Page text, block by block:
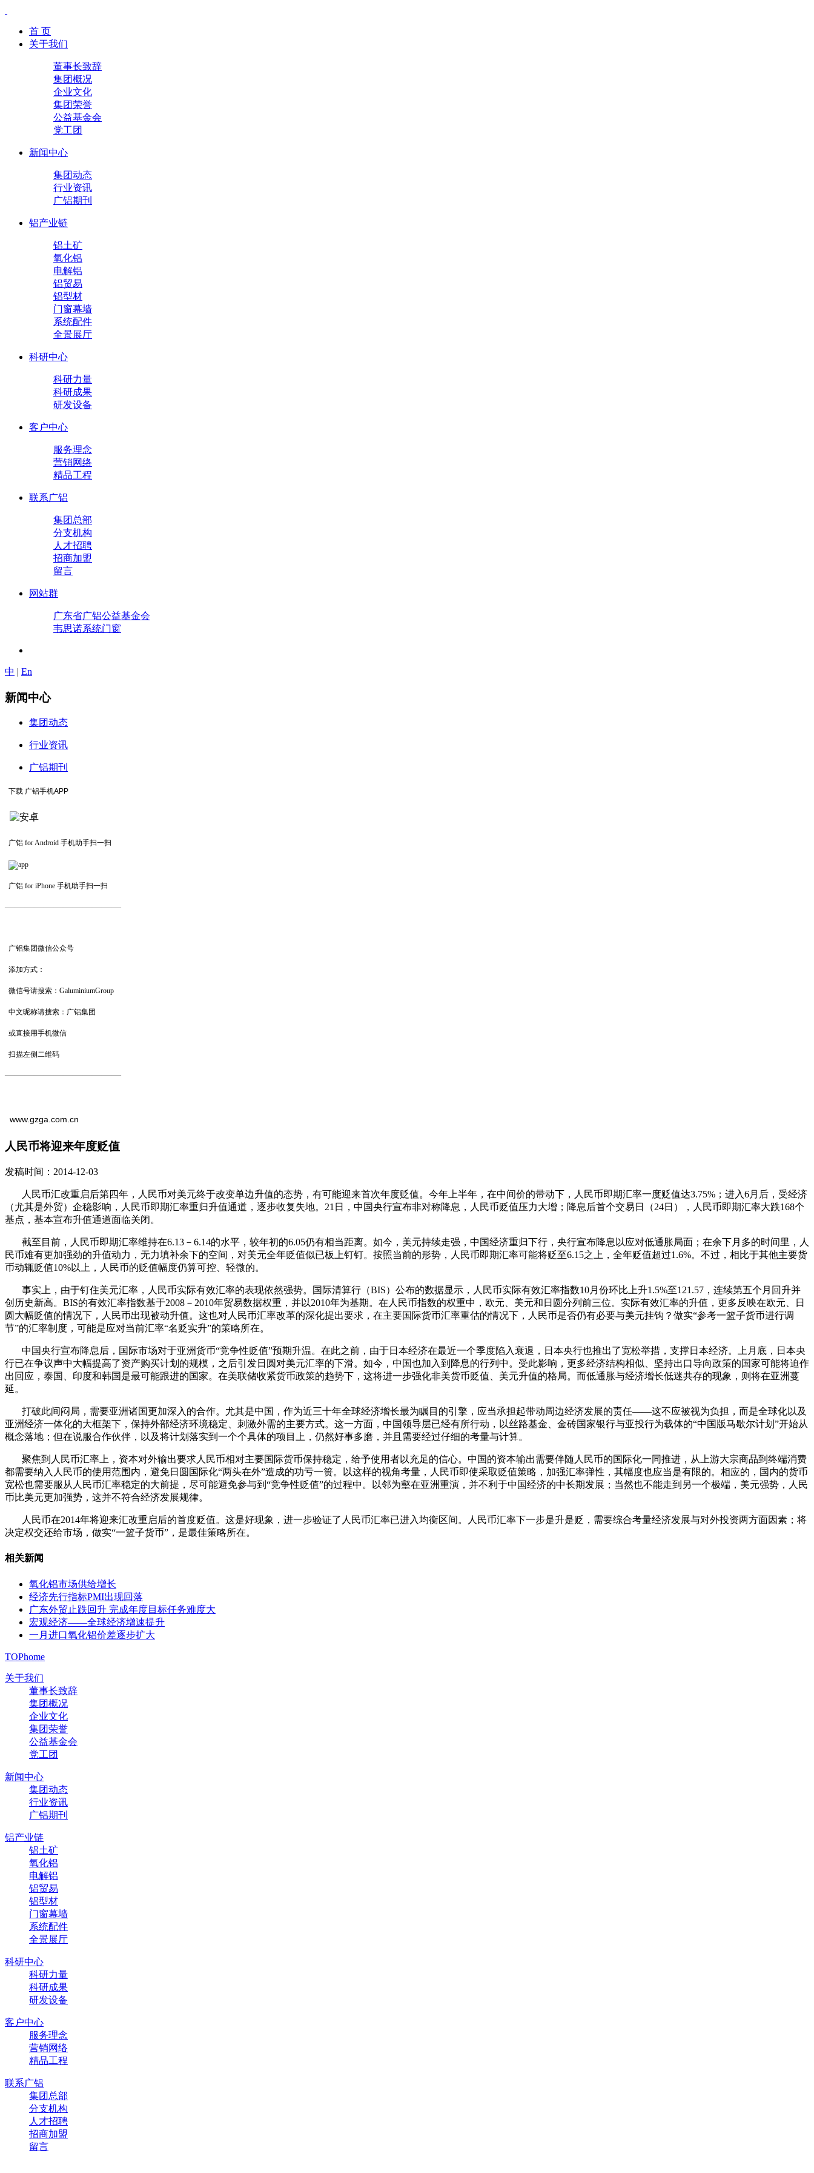
首 页
关于我们
董事长致辞
集团概况
企业文化
集团荣誉
公益基金会
党工团
新闻中心
集团动态
行业资讯
广铝期刊
铝产业链
铝土矿
氧化铝
电解铝
铝贸易
铝型材
门窗幕墙
系统配件
全景展厅
科研中心
科研力量
科研成果
研发设备
客户中心
服务理念
营销网络
精品工程
联系广铝
集团总部
分支机构
人才招聘
招商加盟
留言
网站群
广东省广铝公益基金会
韦思诺系统门窗
中 | En
新闻中心
集团动态
行业资讯
广铝期刊
下载 广铝手机APP
广铝 for Android 手机助手扫一扫
广铝 for iPhone 手机助手扫一扫
————————————
广铝集团微信公众号
添加方式：
微信号请搜索：GaluminiumGroup
中文昵称请搜索：广铝集团
或直接用手机微信
扫描左侧二维码
————————————
www.gzga.com.cn
人民币将迎来年度贬值
发稿时间：2014-12-03
人民币汇改重启后第四年，人民币对美元终于改变单边升值的态势，有可能迎来首次年度贬值。今年上半年，在中间价的带动下，人民币即期汇率一度贬值达3.75%；进入6月后，受经济
（尤其是外贸）企稳影响，人民币即期汇率重归升值通道，逐步收复失地。21日，中国央行宣布非对称降息，人民币贬值压力大增；降息后首个交易日（24日），人民币即期汇率大跌168个
基点，基本宣布升值通道面临关闭。
截至目前，人民币即期汇率维持在6.13－6.14的水平，较年初的6.05仍有相当距离。如今，美元持续走强，中国经济重归下行，央行宣布降息以应对低通胀局面；在余下月多的时间里，人
民币难有更加强劲的升值动力，无力填补余下的空间，对美元全年贬值似已板上钉钉。按照当前的形势，人民币即期汇率可能将贬至6.15之上，全年贬值超过1.6%。不过，相比于其他主要货
币动辄贬值10%以上，人民币的贬值幅度仍算可控、轻微的。
事实上，由于钉住美元汇率，人民币实际有效汇率的表现依然强势。国际清算行（BIS）公布的数据显示，人民币实际有效汇率指数10月份环比上升1.5%至121.57，连续第五个月回升并
创历史新高。BIS的有效汇率指数基于2008－2010年贸易数据权重，并以2010年为基期。在人民币指数的权重中，欧元、美元和日圆分列前三位。实际有效汇率的升值，更多反映在欧元、日
圆大幅贬值的情况下，人民币出现被动升值。这也对人民币汇率改革的深化提出要求，在主要国际货币汇率重估的情况下，人民币是否仍有必要与美元挂钩？做实“参考一篮子货币进行调
节”的汇率制度，可能是应对当前汇率“名贬实升”的策略所在。
中国央行宣布降息后，国际市场对于亚洲货币“竞争性贬值”预期升温。在此之前，由于日本经济在最近一个季度陷入衰退，日本央行也推出了宽松举措，支撑日本经济。上月底，日本央
行已在争议声中大幅提高了资产购买计划的规模，之后引发日圆对美元汇率的下滑。如今，中国也加入到降息的行列中。受此影响，更多经济结构相似、坚持出口导向政策的国家可能将迫作
出回应，泰国、印度和韩国是最可能跟进的国家。在美联储收紧货币政策的趋势下，这将进一步强化非美货币贬值、美元升值的格局。而低通胀与经济增长低迷共存的现象，则将在亚洲蔓
延。
打破此间闷局，需要亚洲诸国更加深入的合作。尤其是中国，作为近三十年全球经济增长最为瞩目的引擎，应当承担起带动周边经济发展的责任——这不应被视为负担，而是全球化以及
亚洲经济一体化的大框架下，保持外部经济环境稳定、刺激外需的主要方式。这一方面，中国领导层已经有所行动，以丝路基金、金砖国家银行与亚投行为载体的“中国版马歇尔计划”开始从
概念落地；但在说服合作伙伴，以及将计划落实到一个个具体的项目上，仍然好事多磨，并且需要经过仔细的考量与计算。
聚焦到人民币汇率上，资本对外输出要求人民币相对主要国际货币保持稳定，给予使用者以充足的信心。中国的资本输出需要伴随人民币的国际化一同推进，从上游大宗商品到终端消费
都需要纳入人民币的使用范围内，避免日圆国际化“两头在外”造成的功亏一篑。以这样的视角考量，人民币即使采取贬值策略，加强汇率弹性，其幅度也应当是有限的。相应的，国内的货币
宽松也需要服从人民币汇率稳定的大前提，尽可能避免参与到“竞争性贬值”的过程中。以邻为壑在亚洲重演，并不利于中国经济的中长期发展；当然也不能走到另一个极端，美元强势，人民
币比美元更加强势，这并不符合经济发展规律。
人民币在2014年将迎来汇改重启后的首度贬值。这是好现象，进一步验证了人民币汇率已进入均衡区间。人民币汇率下一步是升是贬，需要综合考量经济发展与对外投资两方面因素；将
决定权交还给市场，做实“一篮子货币”，是最佳策略所在。
相关新闻
氧化铝市场供给增长
经济先行指标PMI出现回落
广东外贸止跌回升 完成年度目标任务难度大
宏观经济——全球经济增速提升
一月进口氧化铝价差逐步扩大
TOPhome
关于我们
董事长致辞
集团概况
企业文化
集团荣誉
公益基金会
党工团
新闻中心
集团动态
行业资讯
广铝期刊
铝产业链
铝土矿
氧化铝
电解铝
铝贸易
铝型材
门窗幕墙
系统配件
全景展厅
科研中心
科研力量
科研成果
研发设备
客户中心
服务理念
营销网络
精品工程
联系广铝
集团总部
分支机构
人才招聘
招商加盟
留言